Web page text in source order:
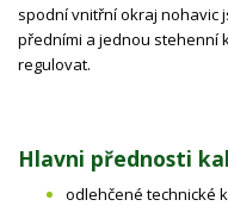
spodní vnitřní okraj nohavic
předními a jednou stehenní
regulovat.
Hlavni přednosti
odlehčené technické